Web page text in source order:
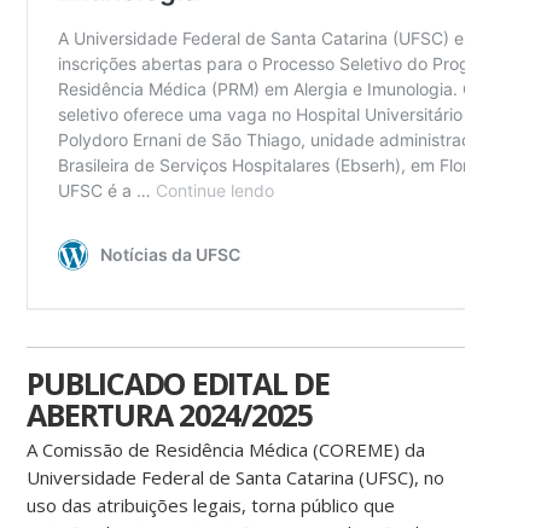
PUBLICADO EDITAL DE
ABERTURA 2024/2025
A Comissão de Residência Médica (COREME) da
Universidade Federal de Santa Catarina (UFSC), no
uso das atribuições legais, torna público que